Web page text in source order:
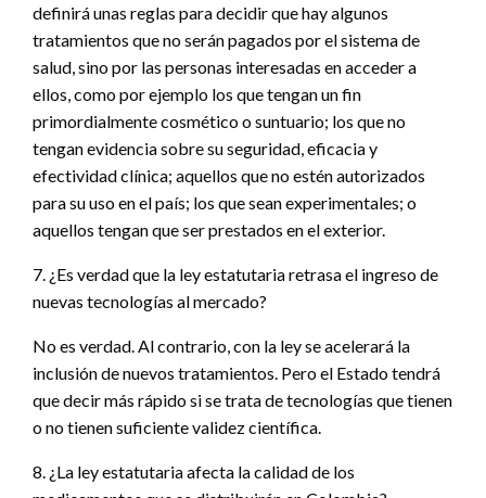
definirá unas reglas para decidir que hay algunos
tratamientos que no serán pagados por el sistema de
salud, sino por las personas interesadas en acceder a
ellos, como por ejemplo los que tengan un fin
primordialmente cosmético o suntuario; los que no
tengan evidencia sobre su seguridad, eficacia y
efectividad clínica; aquellos que no estén autorizados
para su uso en el país; los que sean experimentales; o
aquellos tengan que ser prestados en el exterior.
7. ¿Es verdad que la ley estatutaria retrasa el ingreso de
nuevas tecnologías al mercado?
No es verdad. Al contrario, con la ley se acelerará la
inclusión de nuevos tratamientos. Pero el Estado tendrá
que decir más rápido si se trata de tecnologías que tienen
o no tienen suficiente validez científica.
8. ¿La ley estatutaria afecta la calidad de los